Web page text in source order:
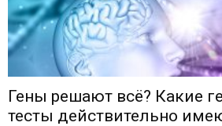
Гены решают всё? Какие
тесты действительно